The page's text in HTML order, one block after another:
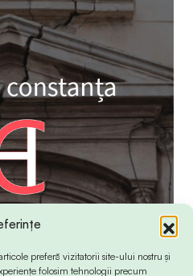
preferă vizitatorii site-ului nostru și
folosim tehnologii precum